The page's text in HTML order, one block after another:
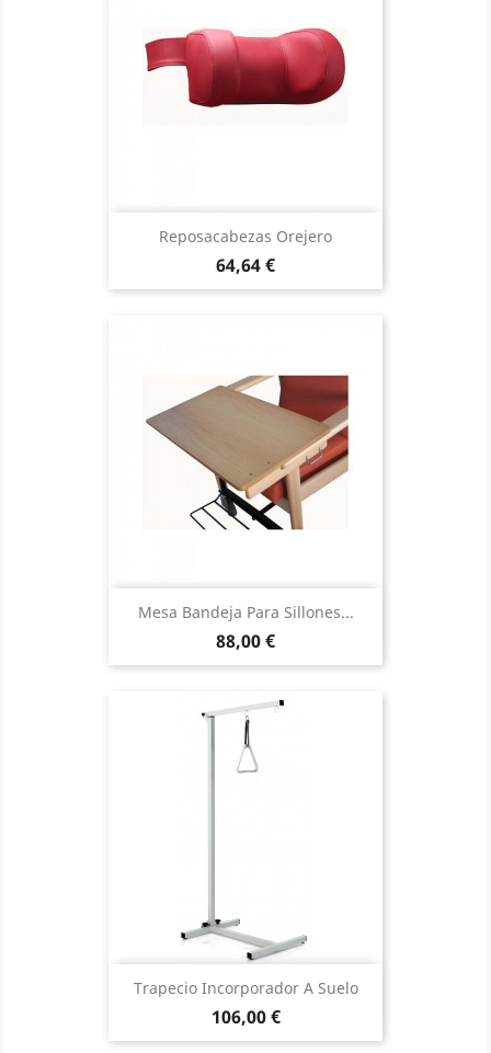
Reposacabezas Orejero
Precio
64,64 €
Mesa Bandeja Para Sillones...
Precio
88,00 €
Trapecio Incorporador A Suelo
Precio
106,00 €